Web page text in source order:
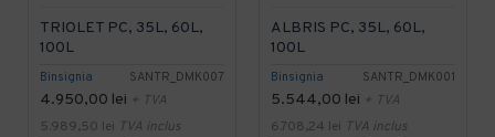
Binsignia SANTR_DMK007
TRIOLET PC, 35L, 60L,
100L
4.950,00 lei + TVA
5.989,50 lei TVA inclus
Binsignia SANTR_DMK001
ALBRIS PC, 35L, 60L,
100L
5.544,00 lei + TVA
6.708,24 lei TVA inclus